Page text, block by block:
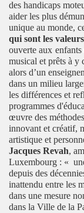
des handicaps
aider les plus
unique au monde,
qui sont les
ouverte aux enfants
musical et prêts à y
alors d’un
dans un milieu
les différences et
programmes
œuvre des
innovant et créatif,
artistique et
Jacques Revah,
Luxembourg : «
depuis des
inattendu entre les
dans une mesure
dans la Ville de la